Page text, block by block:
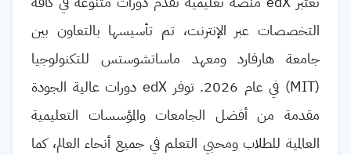
التخصصات عبر الإنترنت، تم تأسيسها بالتعاون بين
جامعة هارفارد ومعهد ماساتشوستس للتكنولوجيا
(MIT) في عام 2026. توفر edX دورات عالية الجودة
مقدمة من أفضل الجامعات والمؤسسات التعليمية
العالمية للطلاب ومحبي التعلم في جميع أنحاء العالم، كما